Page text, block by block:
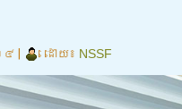
៤ ដោយ៖ NSSF